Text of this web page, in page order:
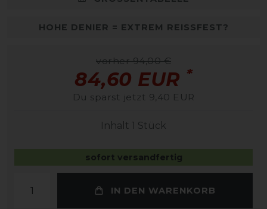
HOHE DENIER = EXTREM REISSFEST?
vorher 94,00 €
84,60 EUR *
Du sparst jetzt 9,40 EUR
Inhalt 1 Stück
sofort versandfertig
IN DEN WARENKORB